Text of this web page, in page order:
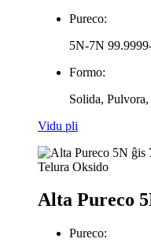
Pureco:
5N-7N
Formo:
Solida,
Vidu pli
Alta Pureco
Pureco: